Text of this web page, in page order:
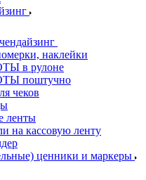
наклейки
в рулоне
поштучно
чеков
ленты
на кассовую ленту
ценники и маркеры